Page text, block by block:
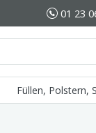
01 23
Füllen, Polstern,